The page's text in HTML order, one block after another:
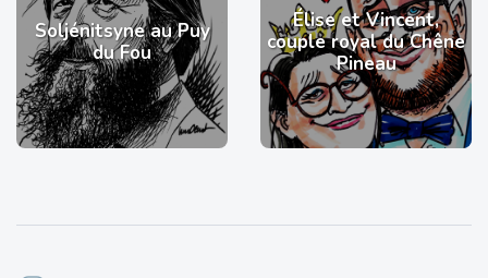
Soljénitsyne au Puy
du Fou
Élise et Vincent,
couple royal du Chêne
Pineau